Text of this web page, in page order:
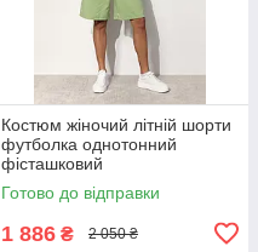
Костюм жіночий літній шорти
футболка однотонний
фісташковий
Готово до відправки
1 886 ₴ 2 050 ₴